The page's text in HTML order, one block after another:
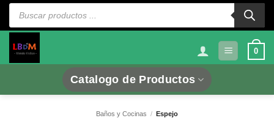
Saltar
Búsqueda
productos
0
Catalogo de Productos
Baños y Cocinas / Espejo